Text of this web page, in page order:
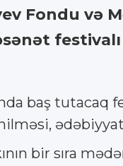
Fondu və
baş
bir sıra